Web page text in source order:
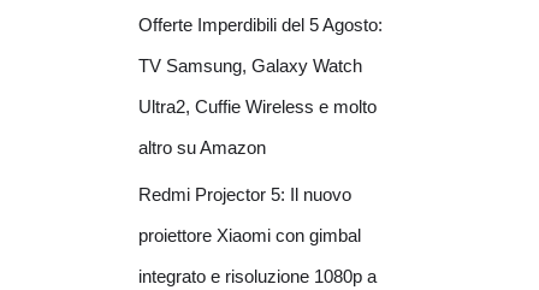
Offerte Imperdibili del 5 Agosto:
TV Samsung, Galaxy Watch
Ultra2, Cuffie Wireless e molto
altro su Amazon
Redmi Projector 5: Il nuovo
proiettore Xiaomi con gimbal
integrato e risoluzione 1080p a